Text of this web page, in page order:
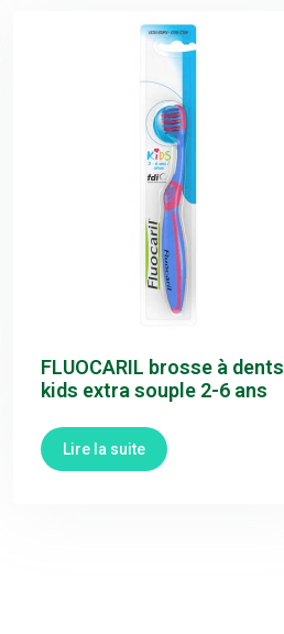
FLUOCARIL brosse à dents
kids extra souple 2-6 ans
Lire la suite